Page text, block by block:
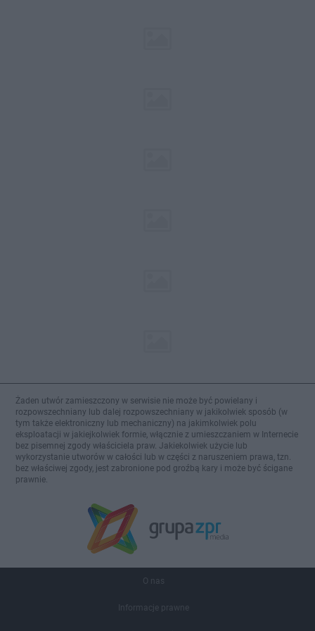
Żaden utwór zamieszczony w serwisie nie może być powielany i
rozpowszechniany lub dalej rozpowszechniany w jakikolwiek sposób (w
tym także elektroniczny lub mechaniczny) na jakimkolwiek polu
eksploatacji w jakiejkolwiek formie, włącznie z umieszczaniem w Internecie
bez pisemnej zgody właściciela praw. Jakiekolwiek użycie lub
wykorzystanie utworów w całości lub w części z naruszeniem prawa, tzn.
bez właściwej zgody, jest zabronione pod groźbą kary i może być ścigane
prawnie.
O nas
Informacje prawne